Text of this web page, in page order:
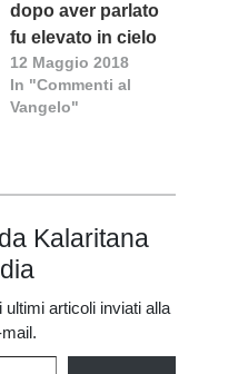
dopo aver parlato
fu elevato in cielo
12 Maggio 2018
In "Commenti al
Vangelo"
Kalaritana
articoli inviati alla